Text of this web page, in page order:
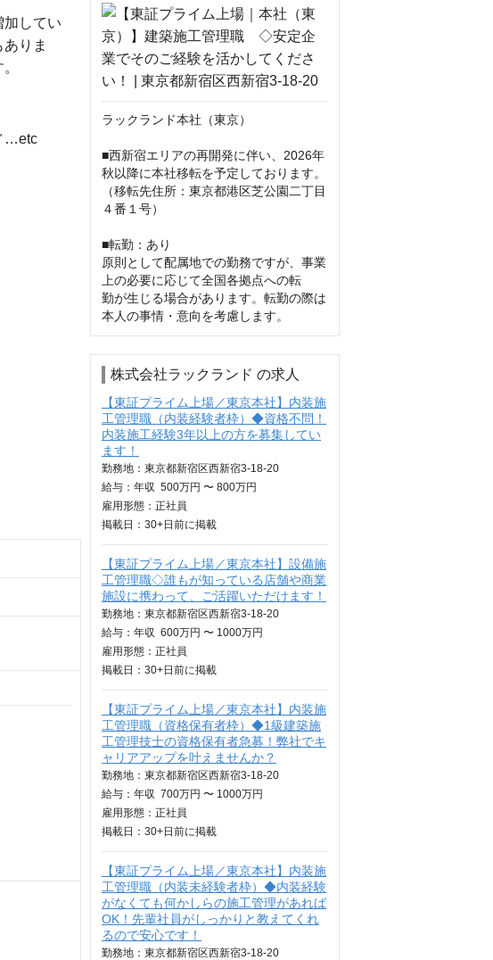
加してい
りま
…etc
ラックランド本社（東京）
■西新宿エリアの再開発に伴い、2026年
秋以降に本社移転を予定しております。
（移転先住所：東京都港区芝公園二丁目
４番１号）
■転勤：あり
原則として配属地での勤務ですが、事業
上の必要に応じて全国各拠点への転
勤が生じる場合があります。転勤の際は
本人の事情・意向を考慮します。
株式会社ラックランド の求人
【東証プライム上場／東京本社】内装施
工管理職（内装経験者枠）◆資格不問！
内装施工経験3年以上の方を募集してい
ます！
勤務地：東京都新宿区西新宿3-18-20
給与： 年収 500万円 〜 800万円
雇用形態：正社員
掲載日： 30+日 前に掲載
【東証プライム上場／東京本社】設備施
工管理職◇誰もが知っている店舗や商業
施設に携わって、ご活躍いただけます！
勤務地：東京都新宿区西新宿3-18-20
給与： 年収 600万円 〜 1000万円
雇用形態：正社員
掲載日： 30+日 前に掲載
【東証プライム上場／東京本社】内装施
工管理職（資格保有者枠）◆1級建築施
工管理技士の資格保有者急募！弊社でキ
ャリアアップを叶えませんか？
勤務地：東京都新宿区西新宿3-18-20
給与： 年収 700万円 〜 1000万円
雇用形態：正社員
掲載日： 30+日 前に掲載
【東証プライム上場／東京本社】内装施
工管理職（内装未経験者枠）◆内装経験
がなくても何かしらの施工管理があれば
OK！先輩社員がしっかりと教えてくれ
るので安心です！
勤務地：東京都新宿区西新宿3-18-20